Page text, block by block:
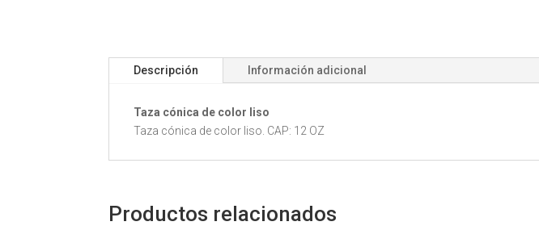
Descripción Información adicional
Taza cónica de color liso
Taza cónica de color liso. CAP: 12 OZ
Productos relacionados